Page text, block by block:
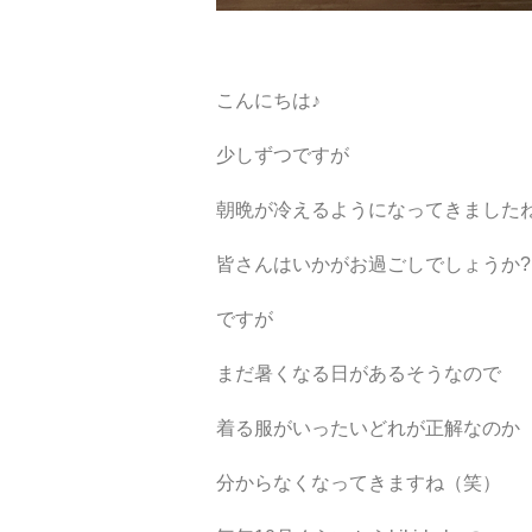
こんにちは♪
少しずつですが
朝晩が冷えるようになってきました
皆さんはいかがお過ごしでしょうか?
ですが
まだ暑くなる日があるそうなので
着る服がいったいどれが正解なのか
分からなくなってきますね（笑）